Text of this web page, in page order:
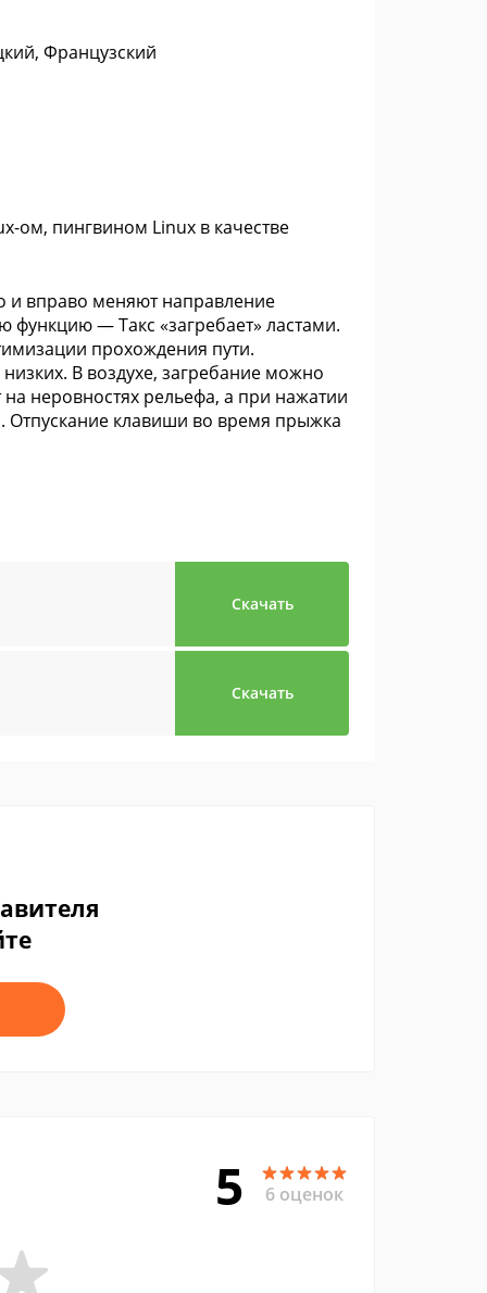
Французский
ом, пингвином Linux в качестве
и вправо меняют направление
функцию — Такс «загребает» ластами.
прохождения пути.
В воздухе, загребание можно
неровностях рельефа, а при нажатии
Отпускание клавиши во время прыжка
Скачать
Скачать
5 6 оценок